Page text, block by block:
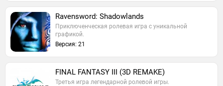
Ravensword: Shadowlands
Приключенческая ролевая игра с уникальной
графикой.
Версия: 21
FINAL FANTASY III (3D REMAKE)
Третья игра легендарной ролевой игры.